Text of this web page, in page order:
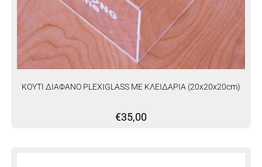
ΚΟΥΤΙ ΔΙΑΦΑΝΟ PLEXIGLASS ΜΕ ΚΛΕΙΔΑΡΙΑ (20x20x20cm)
€35,00